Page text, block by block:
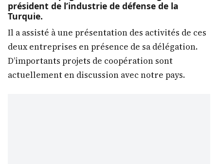
président de l’industrie de défense de la
Turquie.
Il a assisté à une présentation des activités de ces
deux entreprises en présence de sa délégation.
D’importants projets de coopération sont
actuellement en discussion avec notre pays.